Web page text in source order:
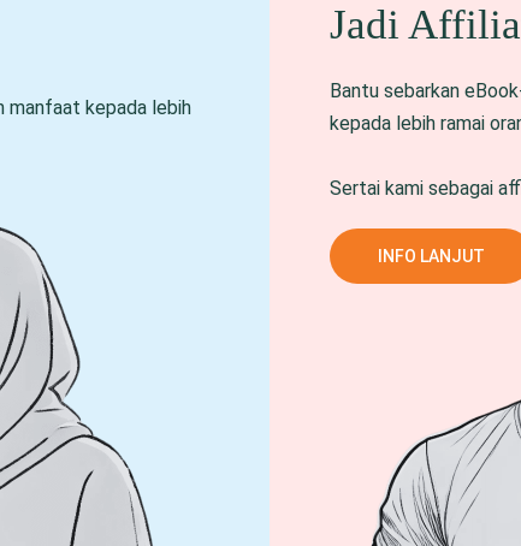
manfaat kepada lebih
Jadi
Bantu sebarkan
kepada lebih ramai
Sertai kami sebagai
INFO LANJUT